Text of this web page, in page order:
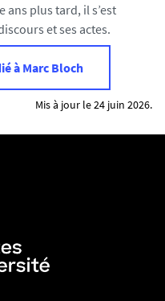
plus tard, il s’est
et ses actes.
à Marc Bloch
Mis à jour le 24 juin 2026.